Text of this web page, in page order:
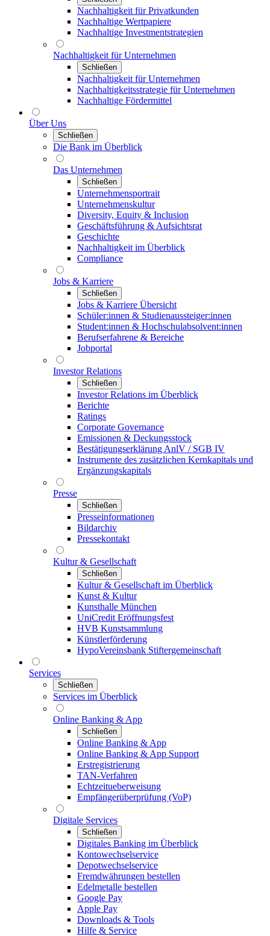
Nachhaltigkeit für Privatkunden
Nachhaltige Wertpapiere
Nachhaltige Investmentstrategien
Nachhaltigkeit für Unternehmen
Schließen
Nachhaltigkeit für Unternehmen
Nachhaltigkeitsstrategie für Unternehmen
Nachhaltige Fördermittel
Über Uns
Schließen
Die Bank im Überblick
Das Unternehmen
Schließen
Unternehmensportrait
Unternehmenskultur
Diversity, Equity & Inclusion
Geschäftsführung & Aufsichtsrat
Geschichte
Nachhaltigkeit im Überblick
Compliance
Jobs & Karriere
Schließen
Jobs & Karriere Übersicht
Schüler:innen & Studienaussteiger:innen
Student:innen & Hochschulabsolvent:innen
Berufserfahrene & Bereiche
Jobportal
Investor Relations
Schließen
Investor Relations im Überblick
Berichte
Ratings
Corporate Governance
Emissionen & Deckungsstock
Bestätigungserklärung AnlV / SGB IV
Instrumente des zusätzlichen Kernkapitals und
Ergänzungskapitals
Presse
Schließen
Presseinformationen
Bildarchiv
Pressekontakt
Kultur & Gesellschaft
Schließen
Kultur & Gesellschaft im Überblick
Kunst & Kultur
Kunsthalle München
UniCredit Eröffnungsfest
HVB Kunstsammlung
Künstlerförderung
HypoVereinsbank Stiftergemeinschaft
Services
Schließen
Services im Überblick
Online Banking & App
Schließen
Online Banking & App
Online Banking & App Support
Erstregistrierung
TAN-Verfahren
Echtzeitueberweisung
Empfängerüberprüfung (VoP)
Digitale Services
Schließen
Digitales Banking im Überblick
Kontowechselservice
Depotwechselservice
Fremdwährungen bestellen
Edelmetalle bestellen
Google Pay
Apple Pay
Downloads & Tools
Hilfe & Service